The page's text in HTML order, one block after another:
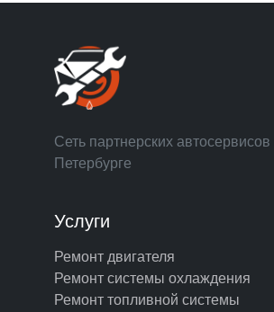
Сеть партнерских
Петербурге
Услуги
Ремонт двигателя
Ремонт системы охлаждения
Ремонт топливной системы